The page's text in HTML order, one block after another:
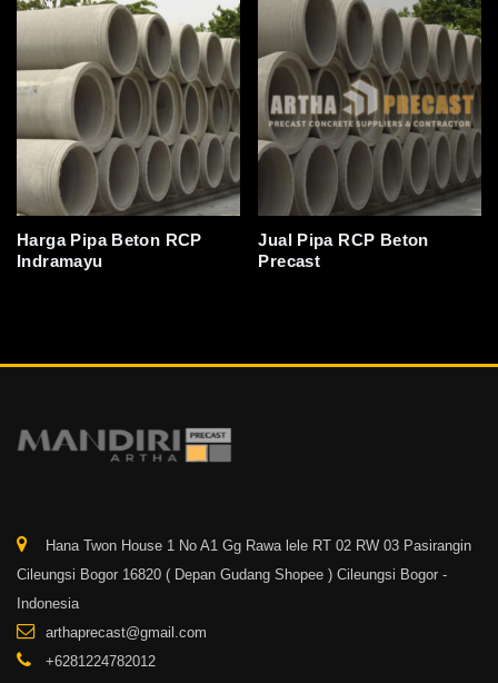
Harga Pipa Beton RCP
Indramayu
Jual Pipa RCP Beton
Precast
Hana Twon House 1 No A1 Gg Rawa lele RT 02 RW 03 Pasirangin
Cileungsi Bogor 16820 ( Depan Gudang Shopee ) Cileungsi Bogor -
Indonesia
arthaprecast@gmail.com
+6281224782012